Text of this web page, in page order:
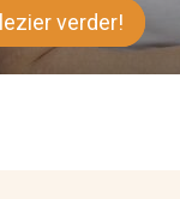
verder!